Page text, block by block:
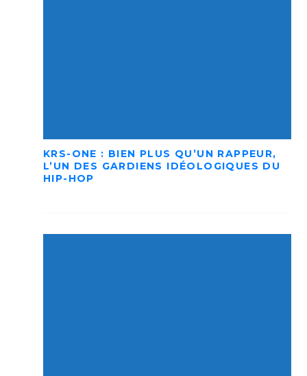
KRS-ONE : BIEN PLUS QU’UN RAPPEUR,
L’UN DES GARDIENS IDÉOLOGIQUES DU
HIP-HOP